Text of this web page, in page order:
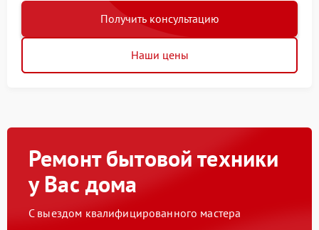
Получить консультацию
Наши цены
Ремонт бытовой техники
у Вас дома
С выездом квалифицированного мастера